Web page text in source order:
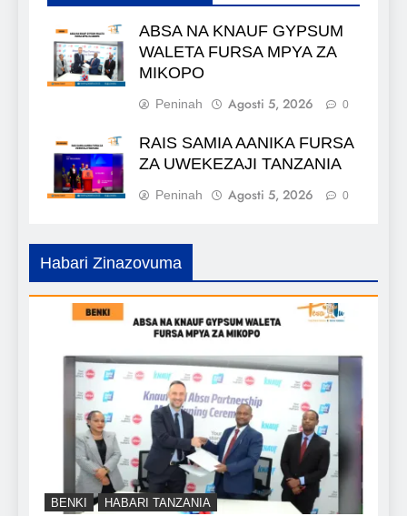
ABSA NA KNAUF GYPSUM
WALETA FURSA MPYA ZA
MIKOPO
Peninah Agosti 5, 2026 0
RAIS SAMIA AANIKA FURSA
ZA UWEKEZAJI TANZANIA
Peninah Agosti 5, 2026 0
Habari Zinazovuma
BENKI HABARI TANZANIA